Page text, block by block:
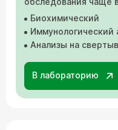
Биохимический
Иммунологический
Анализы на
В лабораторию